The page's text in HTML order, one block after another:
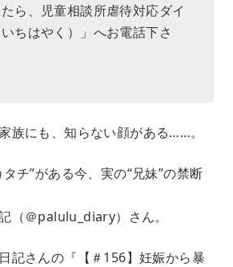
ら、児童相談所虐待対応ダイ
ちはやく）」へお電話下さ
族にも、知らない顔がある……。
チ”がある今、実の“兄妹”の禁断
（＠palulu_diary）さん。
記さんの『【＃156】妊娠から暴